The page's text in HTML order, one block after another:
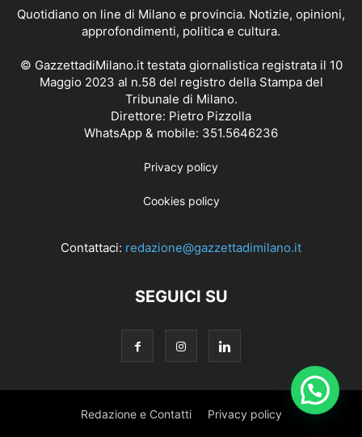
Quotidiano on line di Milano e provincia. Notizie, opinioni,
approfondimenti, politica e cultura.
© GazzettadiMilano.it testata giornalistica registrata il 10
Maggio 2023 al n.58 del registro della Stampa del
Tribunale di Milano.
Direttore: Pietro Pizzolla
WhatsApp & mobile: 351.5646236
Privacy policy
Cookies policy
Contattaci: redazione@gazzettadimilano.it
SEGUICI SU
Redazione e Contatti Privacy policy